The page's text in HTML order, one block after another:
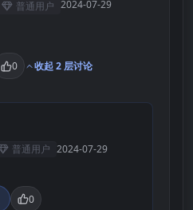
普通用户 2024-07-29
0 收起 2 层讨论
普通用户 2024-07-29
0